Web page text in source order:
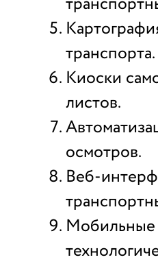
транспорта.
Киоски
листов.
осмотров.
Веб-
Мобильные